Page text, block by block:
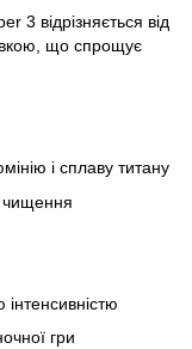
3 відрізняється від
що спрощує
і сплаву титану
чищення
гри